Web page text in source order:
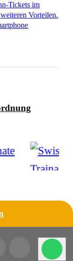
Tickets im
Vorteilen.